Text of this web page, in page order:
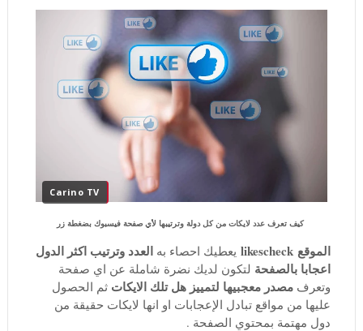
Carino TV
كيف تعرف عدد لايكات من كل دولة وترتيبها لأي صفحة فيسبوك بضغطة زر
الموقع likescheckيعطيك احصاء به العدد وترتيب اكثر الدول
اعجابا بالصفحة لتكون لديك نضرة شاملة عن اي صفحة
وتعرف مصدر معجبيها لتمييز هل تلك الايكات ثم الحصول
عليها من مواقع تبادل الإعجابات او انها لايكات حقيقة من
دول مهتمة بمحتوي الصفحة .